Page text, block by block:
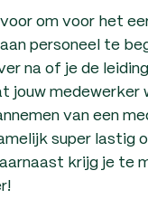
om voor het
personeel te
na of je de
jouw medewerker
van een
super lastig
krijg je te